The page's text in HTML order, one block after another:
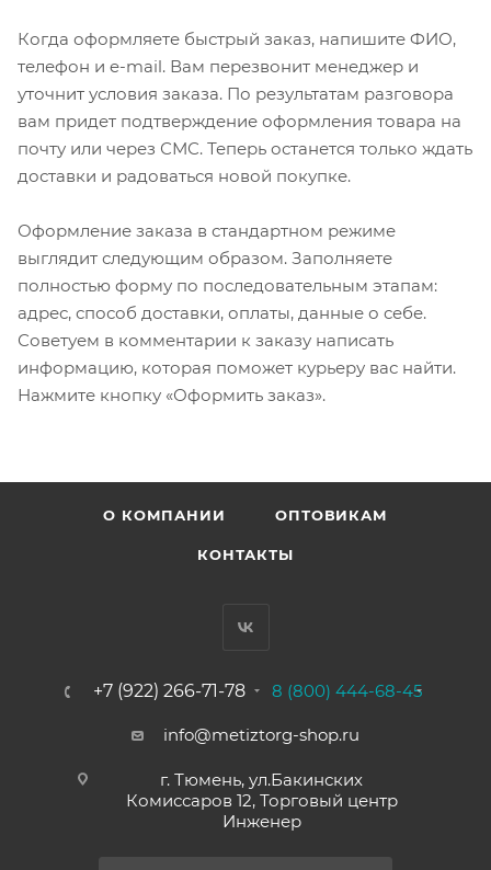
Когда оформляете быстрый заказ, напишите ФИО,
телефон и e-mail. Вам перезвонит менеджер и
уточнит условия заказа. По результатам разговора
вам придет подтверждение оформления товара на
почту или через СМС. Теперь останется только ждать
доставки и радоваться новой покупке.
Оформление заказа в стандартном режиме
выглядит следующим образом. Заполняете
полностью форму по последовательным этапам:
адрес, способ доставки, оплаты, данные о себе.
Советуем в комментарии к заказу написать
информацию, которая поможет курьеру вас найти.
Нажмите кнопку «Оформить заказ».
О КОМПАНИИ ОПТОВИКАМ
КОНТАКТЫ
+7 (922) 266-71-78 8 (800) 444-68-45
info@metiztorg-shop.ru
г. Тюмень, ул.Бакинских
Комиссаров 12, Торговый центр
Инженер